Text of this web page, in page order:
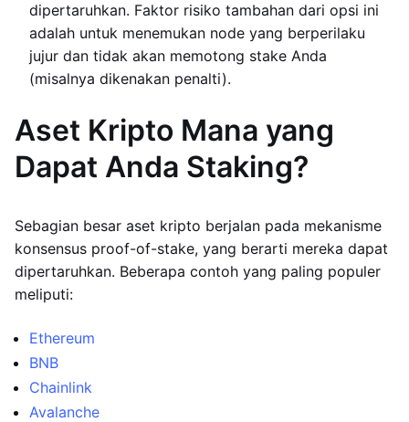
dipertaruhkan. Faktor risiko tambahan dari opsi ini
adalah untuk menemukan node yang berperilaku
jujur dan tidak akan memotong stake Anda
(misalnya dikenakan penalti).
Aset Kripto Mana yang
Dapat Anda Staking?
Sebagian besar aset kripto berjalan pada mekanisme
konsensus proof-of-stake, yang berarti mereka dapat
dipertaruhkan. Beberapa contoh yang paling populer
meliputi:
Ethereum
BNB
Chainlink
Avalanche